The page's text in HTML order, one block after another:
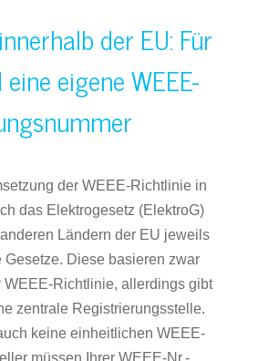
der EU: Für
eigene WEEE-
der WEEE-Richtlinie in
das Elektrogesetz (ElektroG)
Ländern der EU jeweils
Diese basieren zwar
WEEE-Richtlinie, allerdings gibt
zentrale Registrierungsstelle.
keine einheitlichen WEEE-